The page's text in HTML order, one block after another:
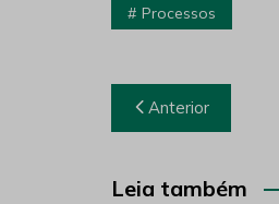
Processos
Navegação
de
Post
Anterior
Leia também